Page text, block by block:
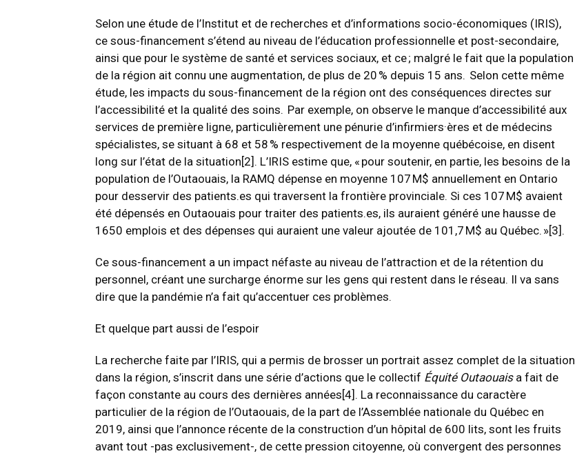
Selon une étude de l’Institut et de recherches et d’informations socio-économiques (IRIS),
ce sous-financement s’étend au niveau de l’éducation professionnelle et post-secondaire,
ainsi que pour le système de santé et services sociaux, et ce ; malgré le fait que la population
de la région ait connu une augmentation, de plus de 20 % depuis 15 ans. Selon cette même
étude, les impacts du sous-financement de la région ont des conséquences directes sur
l’accessibilité et la qualité des soins. Par exemple, on observe le manque d’accessibilité aux
services de première ligne, particulièrement une pénurie d’infirmiers·ères et de médecins
spécialistes, se situant à 68 et 58 % respectivement de la moyenne québécoise, en disent
long sur l’état de la situation[2] . L’IRIS estime que, « pour soutenir, en partie, les besoins de la
population de l’Outaouais, la RAMQ dépense en moyenne 107 M$ annuellement en Ontario
pour desservir des patients.es qui traversent la frontière provinciale. Si ces 107 M$ avaient
été dépensés en Outaouais pour traiter des patients.es, ils auraient généré une hausse de
1650 emplois et des dépenses qui auraient une valeur ajoutée de 101,7 M$ au Québec. »[3] .
Ce sous-financement a un impact néfaste au niveau de l’attraction et de la rétention du
personnel, créant une surcharge énorme sur les gens qui restent dans le réseau. Il va sans
dire que la pandémie n’a fait qu’accentuer ces problèmes.
Et quelque part aussi de l’espoir
La recherche faite par l’IRIS, qui a permis de brosser un portrait assez complet de la situation
dans la région, s’inscrit dans une série d’actions que le collectif Équité Outaouaisa fait de
façon constante au cours des dernières années[4] . La reconnaissance du caractère
particulier de la région de l’Outaouais, de la part de l’Assemblée nationale du Québec en
2019, ainsi que l’annonce récente de la construction d’un hôpital de 600 lits, sont les fruits
avant tout -pas exclusivement-, de cette pression citoyenne, où convergent des personnes